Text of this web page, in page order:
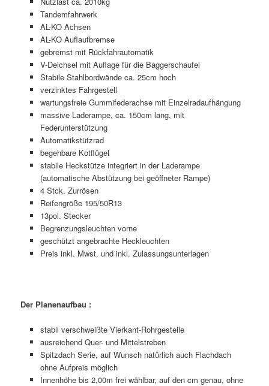
Tandemfahrwerk
AL-KO Achsen
AL-KO Auflaufbremse
gebremst mit Rückfahrautomatik
V-Deichsel mit Auflage für die Baggerschaufel
Stabile Stahlbordwände ca. 25cm hoch
verzinktes Fahrgestell
wartungsfreie Gummifederachse mit Einzelradaufhängung
massive Laderampe, ca. 150cm lang, mit
Federunterstützung
Automatikstützrad
begehbare Kotflügel
stabile Heckstütze integriert in der Laderampe
(automatische Abstützung bei geöffneter Rampe)
4 Stck. Zurrösen
Reifengröße 195/50R13
13pol. Stecker
Begrenzungsleuchten vorne
geschützt angebrachte Heckleuchten
Preis inkl. Mwst. und inkl. Zulassungsunterlagen
Der Planenaufbau :
stabil verschweißte Vierkant-Rohrgestelle
ausreichend Quer- und Mittelstreben
Spitzdach Serie, auf Wunsch natürlich auch Flachdach
ohne Aufpreis möglich
Innenhöhe bis 2,00m frei wählbar, auf den cm genau, ohne